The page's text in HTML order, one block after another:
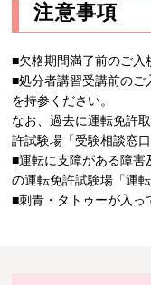
注意事項
■欠格期間満了前のご入
■処分者講習受講前の
を持参ください。
なお、過去に運転免許
許試験場「受験相談窓
■運転に支障がある障害
の運転免許試験場「運
■刺青・タトゥーが入っ